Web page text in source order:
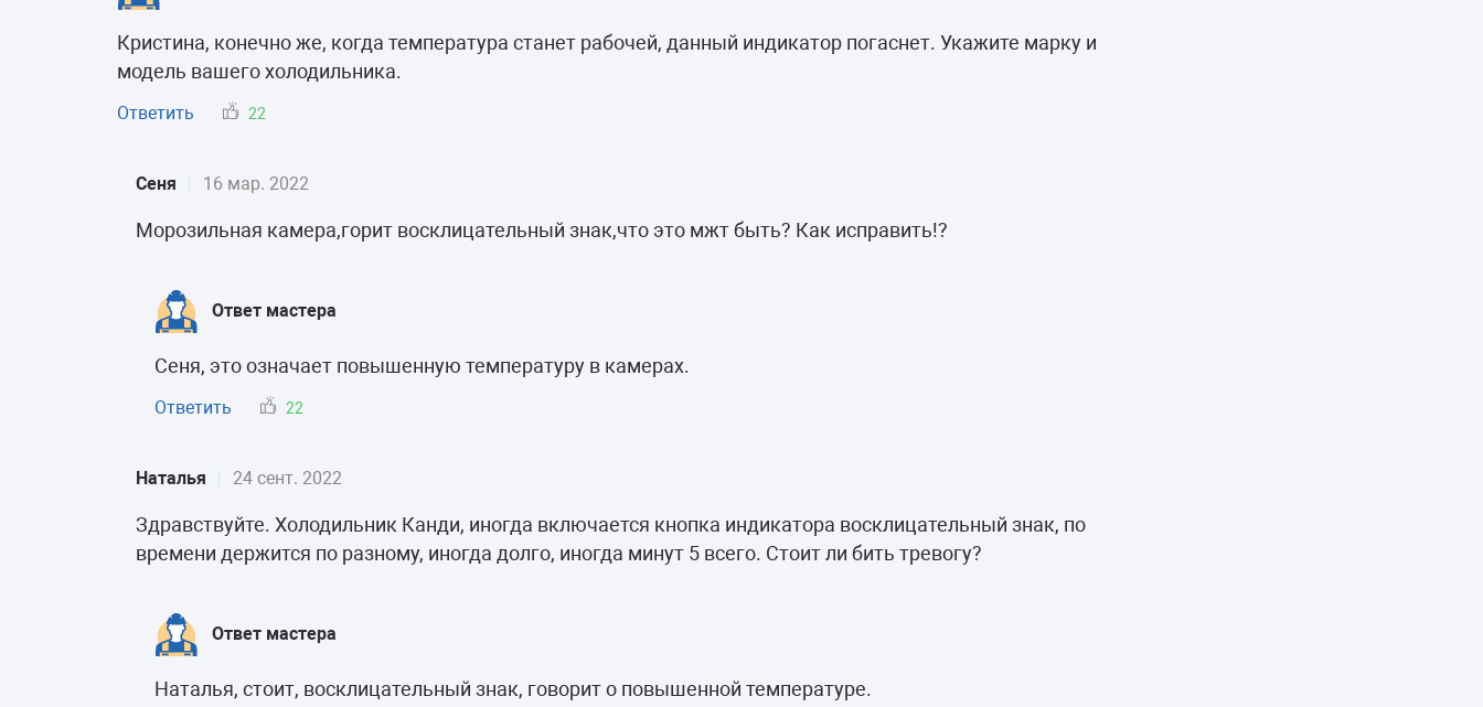
Кристина, конечно же, когда температура станет рабочей, данный индикатор погаснет. Укажите марку и
модель вашего холодильника.
Ответить 22
Сеня 16 мар. 2022
Морозильная камера,горит восклицательный знак,что это мжт быть? Как исправить!?
Ответ мастера
Сеня, это означает повышенную температуру в камерах.
Ответить 22
Наталья 24 сент. 2022
Здравствуйте. Холодильник Канди, иногда включается кнопка индикатора восклицательный знак, по
времени держится по разному, иногда долго, иногда минут 5 всего. Стоит ли бить тревогу?
Ответ мастера
Наталья, стоит, восклицательный знак, говорит о повышенной температуре.